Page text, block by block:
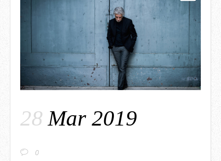
28 Mar 2019
0